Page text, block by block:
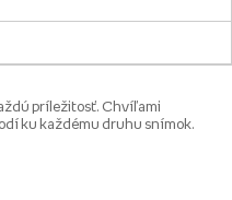
príležitosť. Chvíľami
ku každému druhu snímok.